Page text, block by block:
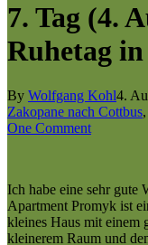
7. Tag (4.
Ruhetag
By Wolfgang Kohl4.
Zakopane nach Cottbus,
One Comment
Ich habe eine sehr gute
Apartment Promyk ist
kleines Haus mit einem
kleinerem Raum und